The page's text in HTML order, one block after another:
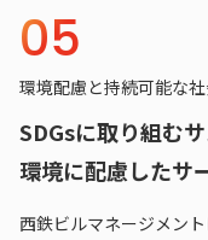
05
環境配慮と持続可能な
SDGsに取り組む
環境に配慮したサ
西鉄ビルマネージメン